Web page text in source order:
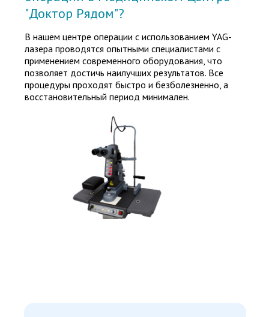
"Доктор Рядом"?
В нашем центре операции с использованием YAG-
лазера проводятся опытными специалистами с
применением современного оборудования, что
позволяет достичь наилучших результатов. Все
процедуры проходят быстро и безболезненно, а
восстановительный период минимален.